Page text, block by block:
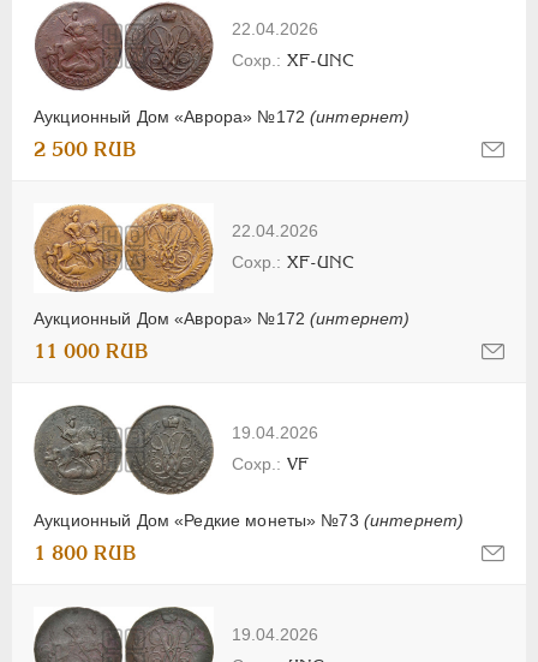
22.04.2026
Аукционный Дом «Аврора» №172(интернет)
XF-UNC
2 500 RUB
22.04.2026
Аукционный Дом «Аврора» №172(интернет)
XF-UNC
11 000 RUB
19.04.2026
Аукционный Дом «Редкие монеты» №73 (интернет)
VF
1 800 RUB
19.04.2026